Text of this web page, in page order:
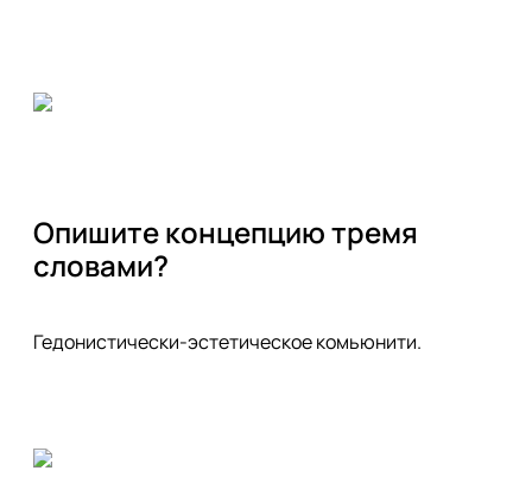
Опишите концепцию тремя
словами?
Гедонистически-эстетическое комьюнити.